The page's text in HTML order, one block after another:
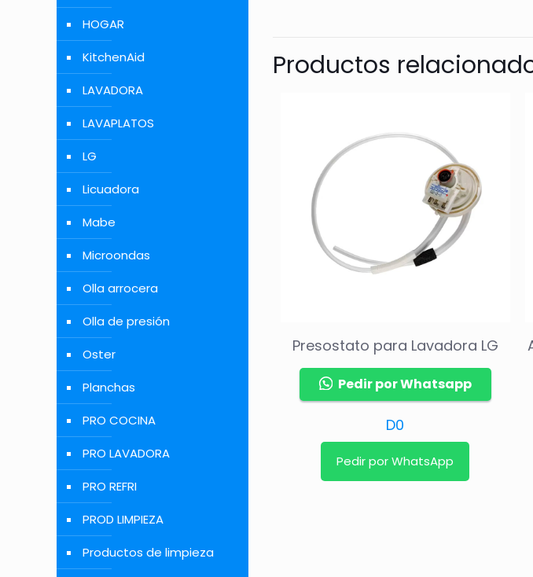
Productos
Presostato para Lavadora LG
Pedir por Whatsapp
D0
Pedir por WhatsApp
HOGAR
KitchenAid
LAVADORA
LAVAPLATOS
LG
Licuadora
Mabe
Microondas
Olla arrocera
Olla de presión
Oster
Planchas
PRO COCINA
PRO LAVADORA
PRO REFRI
PROD LIMPIEZA
Productos de limpieza